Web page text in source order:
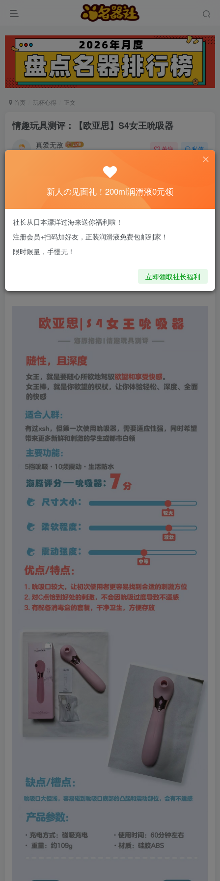
首页 玩杯心得 正文
情趣玩具测评：【欧亚思】S4女王吮吸器
真爱无敌 关注 私信
📢 社长提示：新用户注册并加好友，免费领
200ml润滑液哦～
新人の见面礼！200ml润滑液0元领
社长从日本漂洋过海来送你福利啦！
注册会员+扫码加好友，正装润滑液免费包邮到家！
限时限量，手慢无！
立即领取社长福利